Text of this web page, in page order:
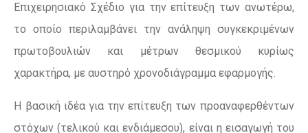
Επιχειρησιακό Σχέδιο για την επίτευξη των ανωτέρω,
το οποίο περιλαμβάνει την ανάληψη συγκεκριμένων
πρωτοβουλιών και μέτρων θεσμικού κυρίως
χαρακτήρα, με αυστηρό χρονοδιάγραμμα εφαρμογής.
Η βασική ιδέα για την επίτευξη των προαναφερθέντων
στόχων (τελικού και ενδιάμεσου), είναι η εισαγωγή του